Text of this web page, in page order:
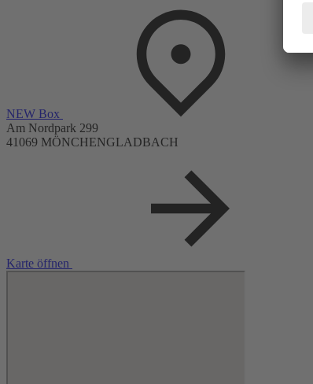
NEW Box
Am Nordpark 299
41069 MÖNCHENGLADBACH
Karte öffnen